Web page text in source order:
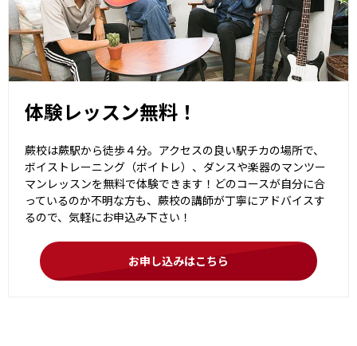
体験レッスン無料！
蕨校は蕨駅から徒歩４分。アクセスの良い駅チカの場所で、
ボイストレーニング（ボイトレ）、ダンスや楽器のマンツー
マンレッスンを無料で体験できます！どのコースが自分に合
っているのか不明な方も、蕨校の講師が丁寧にアドバイスす
るので、気軽にお申込み下さい！
お申し込みはこちら